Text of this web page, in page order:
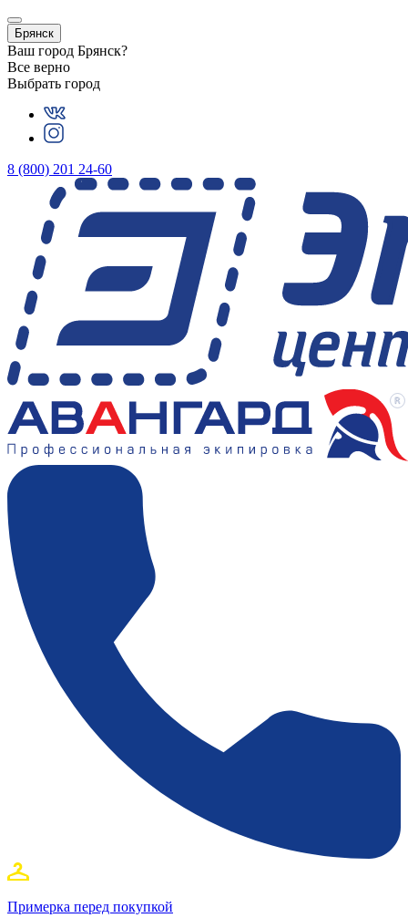
Брянск
Ваш город Брянск?
Все верно
Выбрать город
8 (800) 201 24-60
Примерка перед покупкой